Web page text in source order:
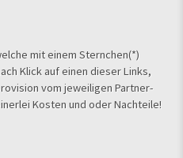
mit einem Sternchen(*)
Klick auf einen dieser Links,
vom jeweiligen Partner-
Kosten und oder Nachteile!